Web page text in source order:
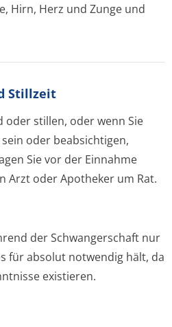
Hirn, Herz und Zunge und
Stillzeit
oder stillen, oder wenn Sie
oder beabsichtigen,
Sie vor der Einnahme
Arzt oder Apotheker um Rat.
der Schwangerschaft nur
für absolut notwendig hält, da
existieren.